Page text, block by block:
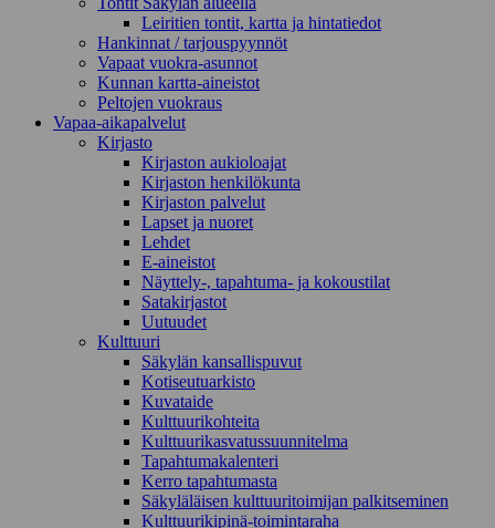
Leiritien tontit, kartta ja hintatiedot
Hankinnat / tarjouspyynnöt
Vapaat vuokra-asunnot
Kunnan kartta-aineistot
Peltojen vuokraus
Vapaa-aika­palvelut
Kirjasto
Kirjaston aukioloajat
Kirjaston henkilökunta
Kirjaston palvelut
Lapset ja nuoret
Lehdet
E-aineistot
Näyttely-, tapahtuma- ja kokoustilat
Satakirjastot
Uutuudet
Kulttuuri
Säkylän kansallispuvut
Kotiseutuarkisto
Kuvataide
Kulttuurikohteita
Kulttuurikasvatussuunnitelma
Tapahtumakalenteri
Kerro tapahtumasta
Säkyläläisen kulttuuritoimijan palkitseminen
Kulttuurikipinä-toimintaraha